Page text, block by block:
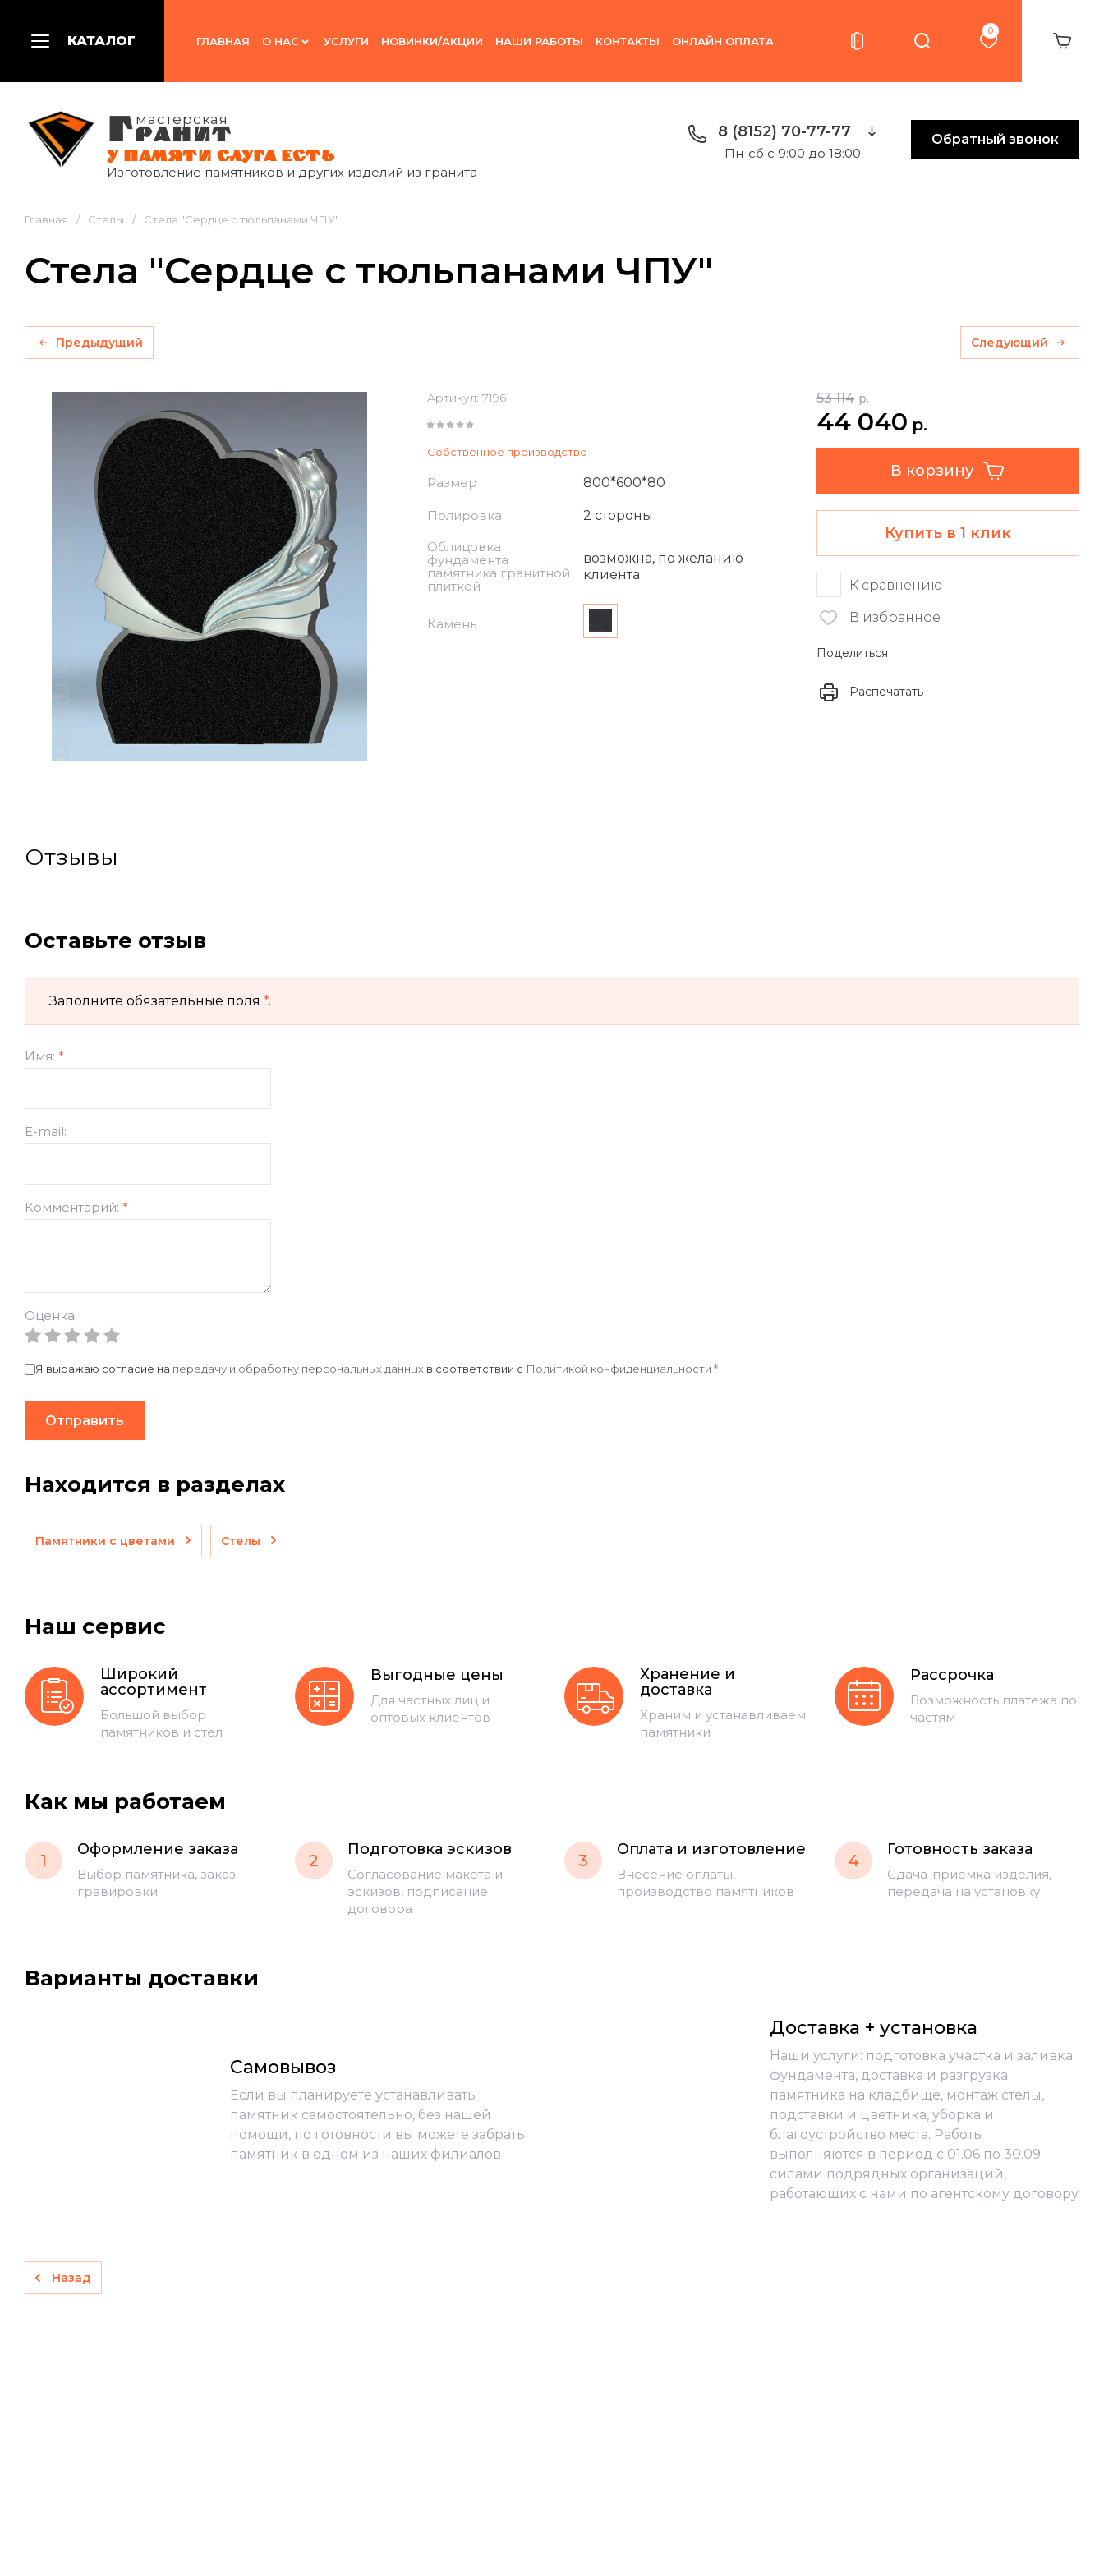
КАТАЛОГ ГЛАВНАЯ О НАС УСЛУГИ НОВИНКИ/АКЦИИ НАШИ РАБОТЫ КОНТАКТЫ ОНЛАЙН ОПЛАТА
0
мастерская
ГРАНИТ
У ПАМЯТИ СЛУГА ЕСТЬ
Изготовление памятников и других изделий из гранита
8 (8152) 70-77-77
Пн-сб с 9:00 до 18:00
Обратный звонок
Главная / Стелы / Стела "Сердце с тюльпанами ЧПУ"
Стела "Сердце с тюльпанами ЧПУ"
Предыдущий Следующий
Артикул: 7196
Собственное производство
Размер 800*600*80
Полировка
2 стороны
Облицовка
фундамента
памятника гранитной
плиткой
возможна, по желанию
клиента
Камень
53 114 р.
44 040 р.
В корзину
Купить в 1 клик
К сравнению
В избранное
Поделиться
Распечатать
Отзывы
Оставьте отзыв
Заполните обязательные поля *.
Имя: *
E-mail:
Комментарий: *
Оценка:
Я выражаю согласие на передачу и обработку персональных данных в соответствии с Политикой конфиденциальности *
Отправить
Находится в разделах
Памятники с цветами Стелы
Наш сервис
Широкий
ассортимент
Большой выбор
памятников и стел
Выгодные цены
Для частных лиц и
оптовых клиентов
Хранение и
доставка
Храним и устанавливаем
памятники
Рассрочка
Возможность платежа по
частям
Как мы работаем
1
Оформление заказа
Выбор памятника, заказ
гравировки
2
Подготовка эскизов
Согласование макета и
эскизов, подписание
договора
3
Оплата и изготовление
Внесение оплаты,
производство памятников
4
Готовность заказа
Сдача-приемка изделия,
передача на установку
Варианты доставки
Самовывоз
Если вы планируете устанавливать
памятник самостоятельно, без нашей
помощи, по готовности вы можете забрать
памятник в одном из наших филиалов
Доставка + установка
Наши услуги: подготовка участка и заливка
фундамента, доставка и разгрузка
памятника на кладбище, монтаж стелы,
подставки и цветника, уборка и
благоустройство места. Работы
выполняются в период с 01.06 по 30.09
силами подрядных организаций,
работающих с нами по агентскому договору
Назад